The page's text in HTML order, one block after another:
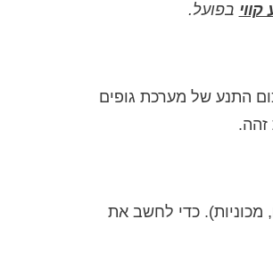
בפועל.
התנע של מערכת גופים
זהה.
כדי לחשב את